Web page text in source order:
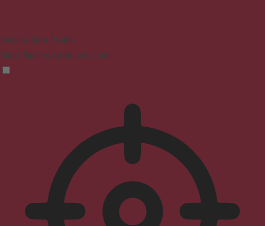
Seizure Safe Profile
Clear flashes & reduces color